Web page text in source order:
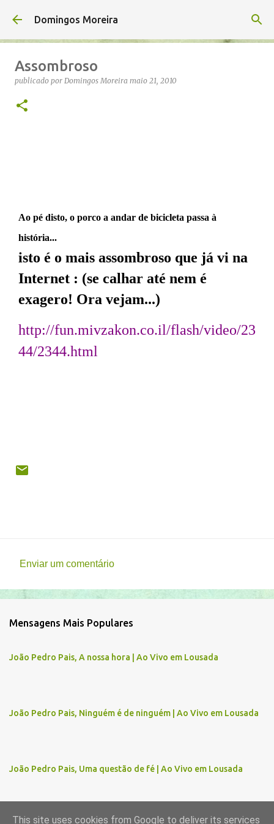
Avançar para o conteúdo principal
Domingos Moreira
Assombroso
publicado por Domingos Moreira maio 21, 2010
Ao pé disto, o porco a andar de bicicleta passa à
história...
isto é o mais assombroso que já vi na
Internet : (se calhar até nem é
exagero! Ora vejam...)
http://fun.mivzakon.co.il/flash/video/23
44/2344.html
o
e
t
i
Enviar um comentário
Mensagens Mais Populares
João Pedro Pais, A nossa hora | Ao Vivo em Lousada
João Pedro Pais, Ninguém é de ninguém | Ao Vivo em Lousada
João Pedro Pais, Uma questão de fé | Ao Vivo em Lousada
This site uses cookies from Google to deliver its services